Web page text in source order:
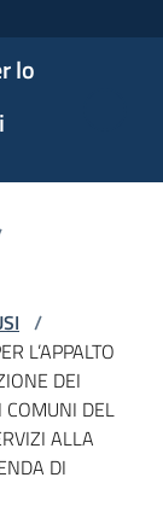
lo
/
L’APPALTO
DEI
COMUNI DEL
ALLA
DI